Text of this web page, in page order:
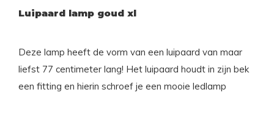
Luipaard lamp goud xl
Deze lamp heeft de vorm van een luipaard van maar
liefst 77 centimeter lang! Het luipaard houdt in zijn bek
een fitting en hierin schroef je een mooie ledlamp